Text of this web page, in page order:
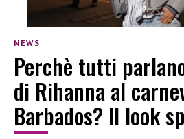
NEWS
Perchè tutti
di Rihanna al
Barbados? Il look